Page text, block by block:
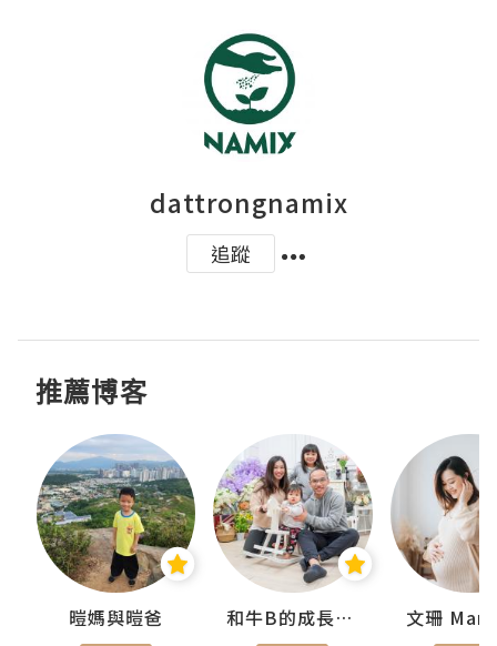
dattrongnamix
追蹤
推薦博客
暟媽與暟爸 和牛B的成長日記 文珊